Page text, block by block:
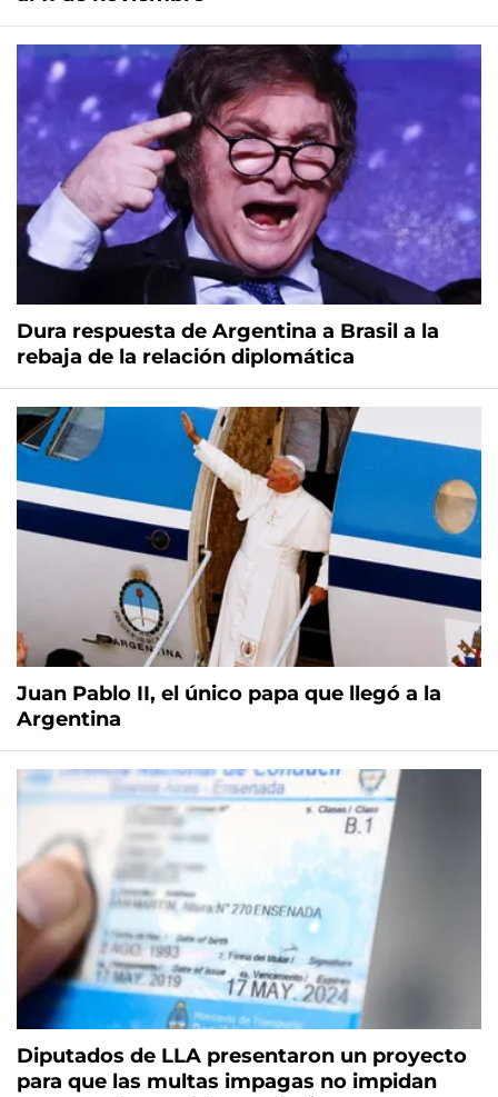
Dura respuesta de Argentina a Brasil a la
rebaja de la relación diplomática
Juan Pablo II, el único papa que llegó a la
Argentina
Diputados de LLA presentaron un proyecto
para que las multas impagas no impidan